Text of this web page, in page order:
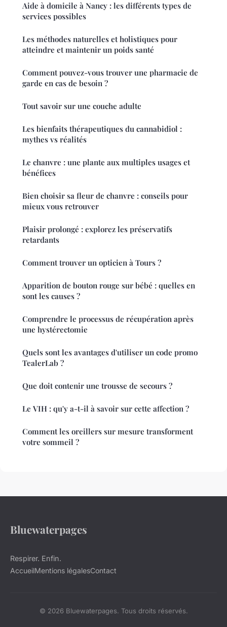
Aide à domicile à Nancy : les différents types de
services possibles
Les méthodes naturelles et holistiques pour
atteindre et maintenir un poids santé
Comment pouvez-vous trouver une pharmacie de
garde en cas de besoin ?
Tout savoir sur une couche adulte
Les bienfaits thérapeutiques du cannabidiol :
mythes vs réalités
Le chanvre : une plante aux multiples usages et
bénéfices
Bien choisir sa fleur de chanvre : conseils pour
mieux vous retrouver
Plaisir prolongé : explorez les préservatifs
retardants
Comment trouver un opticien à Tours ?
Apparition de bouton rouge sur bébé : quelles en
sont les causes ?
Comprendre le processus de récupération après
une hystérectomie
Quels sont les avantages d'utiliser un code promo
TealerLab ?
Que doit contenir une trousse de secours ?
Le VIH : qu'y a-t-il à savoir sur cette affection ?
Comment les oreillers sur mesure transforment
votre sommeil ?
Bluewaterpages
Respirer. Enfin.
AccueilMentions légalesContact
© 2026 Bluewaterpages. Tous droits réservés.